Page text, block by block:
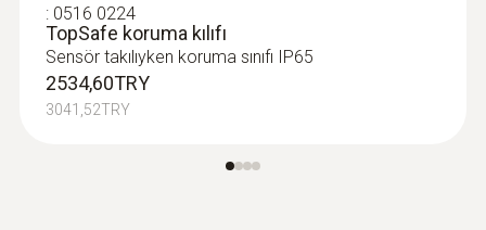
: 0516 0224
TopSafe koruma kılıfı
Sensör takılıyken koruma sınıfı IP65
2534,60TRY
3041,52TRY